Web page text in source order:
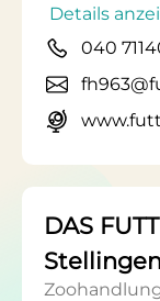
Details
040
DAS